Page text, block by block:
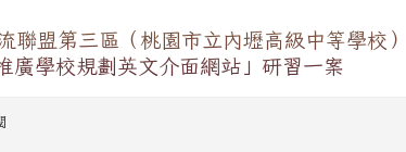
聯盟第三區（桃園市立內壢高級中等學校）
廣學校規劃英文介面網站」研習一案